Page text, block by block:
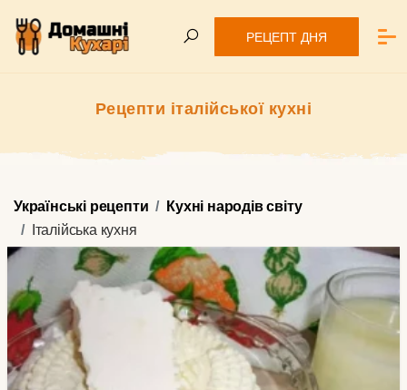
РЕЦЕПТ ДНЯ
Рецепти італійської кухні
Українські рецепти
Кухні народів світу
Італійська кухня